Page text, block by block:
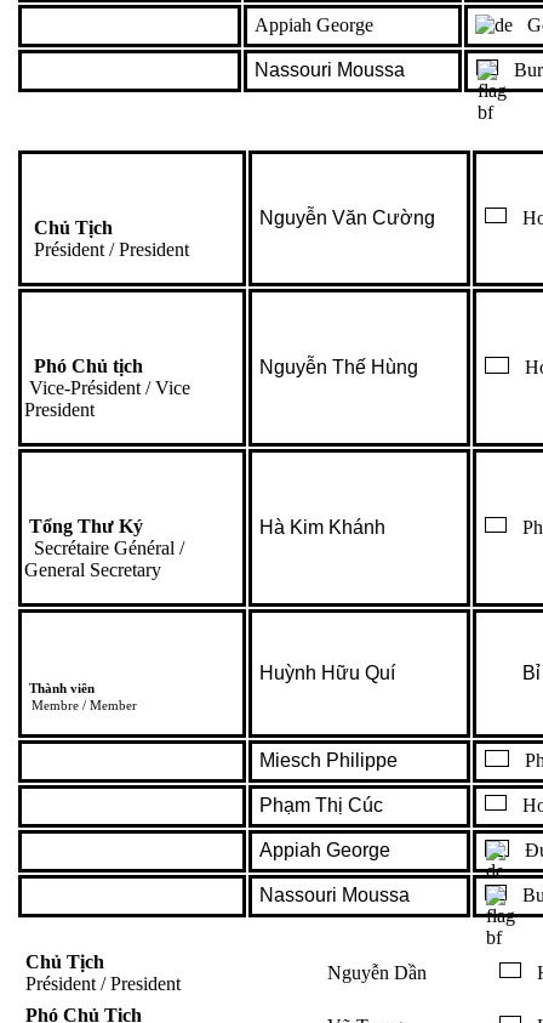
Appiah George
Nassouri Moussa
Chủ Tịch
Président / President
Nguyễn Văn Cường
Phó Chủ tịch
Vice-Président / Vice
President
Nguyễn Thế Hùng
Tổng Thư Ký
Secrétaire Général /
General Secretary
Hà Kim Khánh
Thành viên
Membre / Member
Huỳnh Hữu Quí Bỉ
Miesch Philippe
Phạm Thị Cúc
Appiah George
Nassouri Moussa
Chủ Tịch
Président / President
Nguyễn Dần
Phó Chủ Tịch